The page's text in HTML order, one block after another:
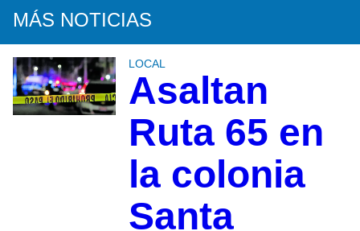
MÁS NOTICIAS
LOCAL
Asaltan
Ruta 65 en
la colonia
Santa